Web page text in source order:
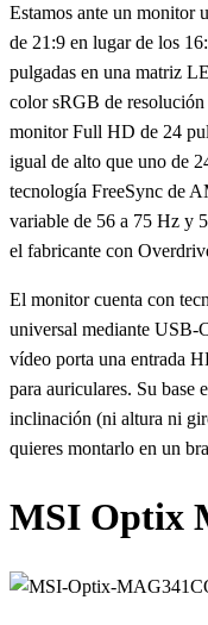
Estamos ante un monitor
de 21:9 en lugar de los
pulgadas en una matriz
color sRGB de
monitor Full HD de 24
igual de alto que uno de
tecnología FreeSync de
variable de 56 a 75 Hz y
el fabricante con
El monitor cuenta con
universal mediante USB-
vídeo porta una entrada
para auriculares. Su
inclinación (ni altura ni
quieres montarlo en un
MSI Optix